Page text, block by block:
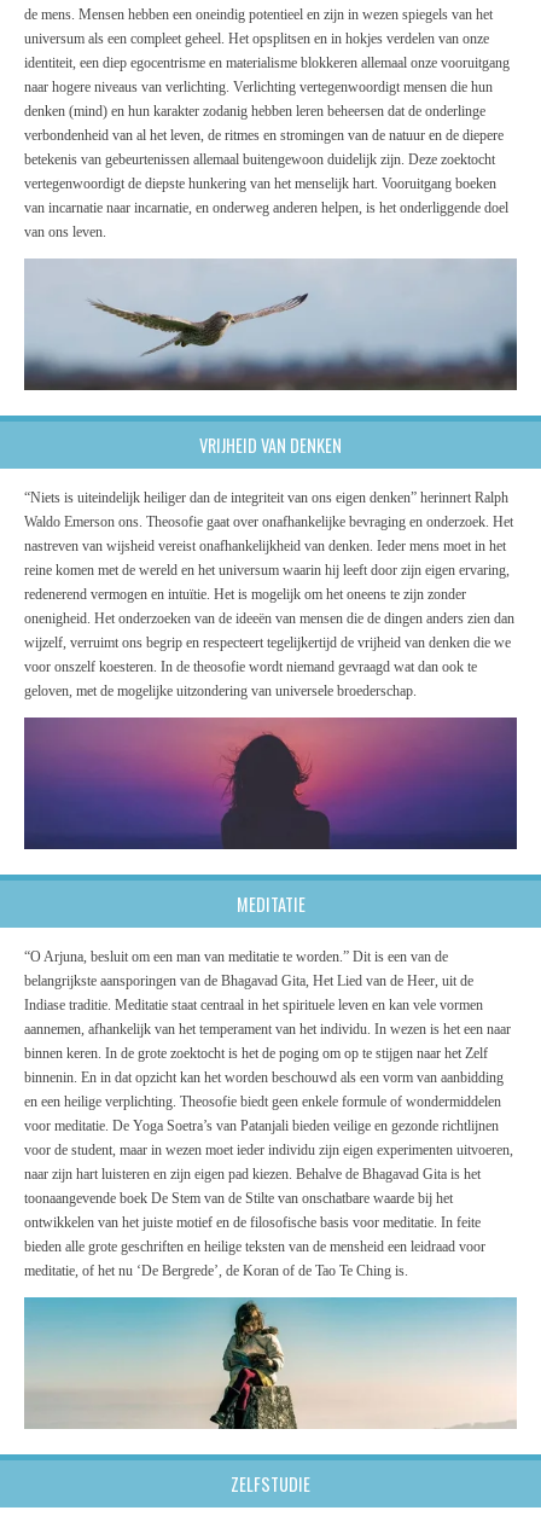
de mens. Mensen hebben een oneindig potentieel en zijn in wezen spiegels van het
universum als een compleet geheel. Het opsplitsen en in hokjes verdelen van onze
identiteit, een diep egocentrisme en materialisme blokkeren allemaal onze vooruitgang
naar hogere niveaus van verlichting. Verlichting vertegenwoordigt mensen die hun
denken (mind) en hun karakter zodanig hebben leren beheersen dat de onderlinge
verbondenheid van al het leven, de ritmes en stromingen van de natuur en de diepere
betekenis van gebeurtenissen allemaal buitengewoon duidelijk zijn. Deze zoektocht
vertegenwoordigt de diepste hunkering van het menselijk hart. Vooruitgang boeken
van incarnatie naar incarnatie, en onderweg anderen helpen, is het onderliggende doel
van ons leven.
VRIJHEID VAN DENKEN
“Niets is uiteindelijk heiliger dan de integriteit van ons eigen denken” herinnert Ralph
Waldo Emerson ons. Theosofie gaat over onafhankelijke bevraging en onderzoek. Het
nastreven van wijsheid vereist onafhankelijkheid van denken. Ieder mens moet in het
reine komen met de wereld en het universum waarin hij leeft door zijn eigen ervaring,
redenerend vermogen en intuïtie. Het is mogelijk om het oneens te zijn zonder
onenigheid. Het onderzoeken van de ideeën van mensen die de dingen anders zien dan
wijzelf, verruimt ons begrip en respecteert tegelijkertijd de vrijheid van denken die we
voor onszelf koesteren. In de theosofie wordt niemand gevraagd wat dan ook te
geloven, met de mogelijke uitzondering van universele broederschap.
MEDITATIE
“O Arjuna, besluit om een man van meditatie te worden.” Dit is een van de
belangrijkste aansporingen van de Bhagavad Gita, Het Lied van de Heer, uit de
Indiase traditie. Meditatie staat centraal in het spirituele leven en kan vele vormen
aannemen, afhankelijk van het temperament van het individu. In wezen is het een naar
binnen keren. In de grote zoektocht is het de poging om op te stijgen naar het Zelf
binnenin. En in dat opzicht kan het worden beschouwd als een vorm van aanbidding
en een heilige verplichting. Theosofie biedt geen enkele formule of wondermiddelen
voor meditatie. De Yoga Soetra’s van Patanjali bieden veilige en gezonde richtlijnen
voor de student, maar in wezen moet ieder individu zijn eigen experimenten uitvoeren,
naar zijn hart luisteren en zijn eigen pad kiezen. Behalve de Bhagavad Gita is het
toonaangevende boek De Stem van de Stilte van onschatbare waarde bij het
ontwikkelen van het juiste motief en de filosofische basis voor meditatie. In feite
bieden alle grote geschriften en heilige teksten van de mensheid een leidraad voor
meditatie, of het nu ‘De Bergrede’, de Koran of de Tao Te Ching is.
ZELFSTUDIE